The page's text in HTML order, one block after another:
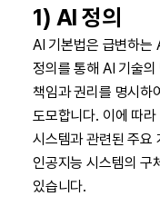
1) AI 정의
AI 기본법은 급변하는
정의를 통해 AI 기술의
책임과 권리를 명시하
도모합니다. 이에 따
시스템과 관련된 주요
인공지능 시스템의 구
있습니다.